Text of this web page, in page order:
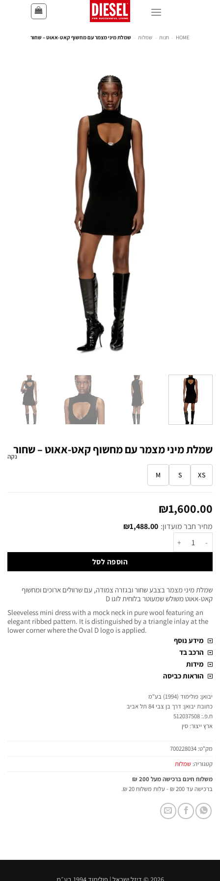
HOME
- חנות - שמלות - שמלת מיני מצמר עם מחשוף קאט-אאוט – שחור
שמלת מיני מצמר עם מחשוף קאט-אאוט – שחור
XS
S
M
נקה
₪1,600.00
מחיר חבר מועדון: ₪1,488.00
הוספה לסל
שמלת מיני מצמר בצבע שחור ובגזרה צמודה, עם שרוולים ארוכים ומחשוף
קאט-אאוט משולש שמעוטר בלוחית לוגו D
Sleeveless mini dress with a mock neck in pure wool featuring an
elegant ribbed pattern. It is distinguished by a triangle inlay at the
lower corner where the Oval D logo is applied.
מידע נוסף
הרכב בד
מידות
הוראות כביסה
יבואן: פולימוד (1994) בע"מ
כתובת יבואן: דרך בן צבי 84 תל אביב
ח.פ.: 512037508
ארץ ייצור: סין
מק"ט: 700228034
קטגוריה: שמלות
משלוח חינם ברכישה מעל 200 ₪
ברכישה עד 200 ₪ - עלות משלוח 20 ₪.